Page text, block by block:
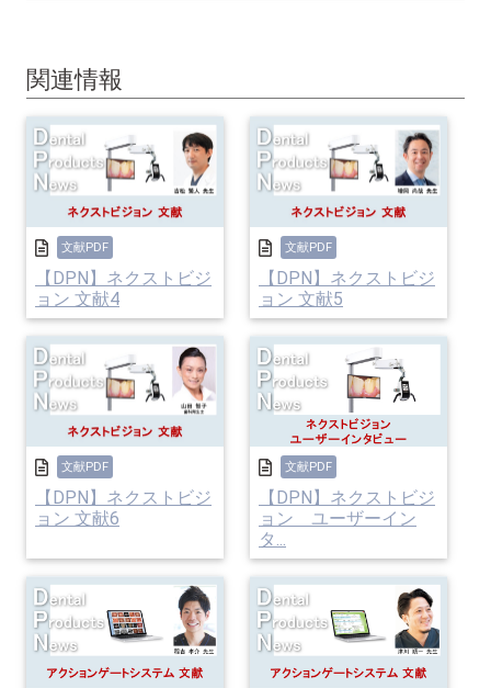
関連情報
文献PDF
【DPN】ネクストビジ
ョン 文献4
文献PDF
【DPN】ネクストビジ
ョン 文献5
文献PDF
【DPN】ネクストビジ
ョン 文献6
文献PDF
【DPN】ネクストビジ
ョン ユーザーイン
タ...